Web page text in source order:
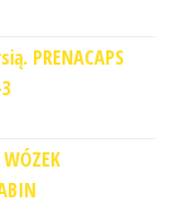
PRENACAPS
WÓZEK